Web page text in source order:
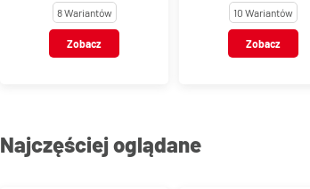
8 Wariantów
Zobacz
10 Wariantów
Zobacz
Najczęściej oglądane